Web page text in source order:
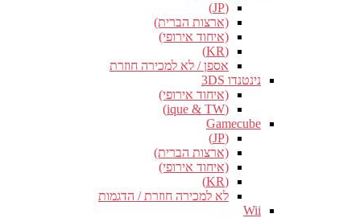
(JP)
(ארצות הברית)
(איחוד אירופי)
(KR)
אספן / לא למכירה חוזרת
נינטנדו 3DS
(איחוד אירופי)
(ique & TW)
Gamecube
(JP)
(ארצות הברית)
(איחוד אירופי)
(KR)
לא למכירה חוזרת / הדגמות
Wii